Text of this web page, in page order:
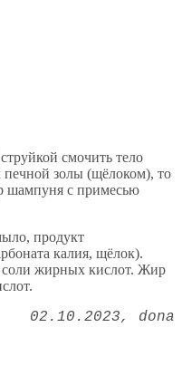
смочить тело
золы (щёлоком), то
шампуня с примесью
продукт
калия, щёлок).
жирных кислот. Жир
02.10.2023 dona